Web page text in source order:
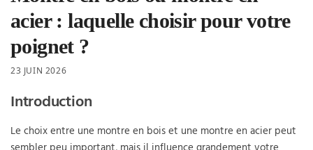
acier : laquelle choisir pour votre
poignet ?
23 JUIN 2026
Introduction
Le choix entre une montre en bois et une montre en acier peut